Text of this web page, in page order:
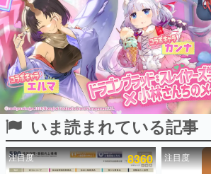
電ファミのいま読まれている記事ランキング
アプリセール情報
インタビュー
連載・特集一覧
殿堂入り記事
SNS拡散数が数千以上！ ページビ
ど。多くの人々に読まれた、電フ
事をまとめました。
いま読まれている記事
注目度 8360 注目度